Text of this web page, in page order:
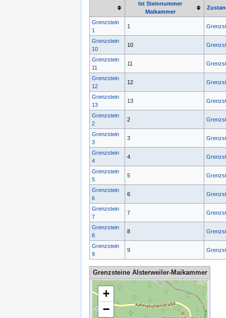
Ist Steinnummer
Maikammer
Grenzstein
1
1
Grenzstein
10
10
Grenzstein
11
11
Grenzstein
12
12
Grenzstein
13
13
Grenzstein
2
2
Grenzstein
3
3
Grenzstein
4
4
Grenzstein
5
5
Grenzstein
6
6
Grenzstein
7
7
Grenzstein
8
8
Grenzstein
9
9
Grenzsteine Alsterweiler-Maikammer
+
−